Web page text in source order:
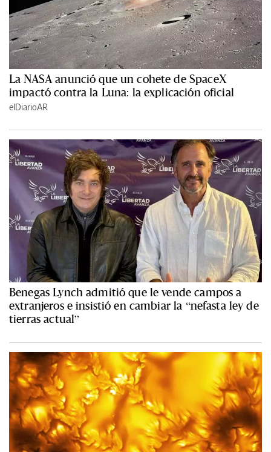
La NASA anunció que un cohete de SpaceX
impactó contra la Luna: la explicación oficial
elDiarioAR
Benegas Lynch admitió que le vende campos a
extranjeros e insistió en cambiar la “nefasta ley de
tierras actual”